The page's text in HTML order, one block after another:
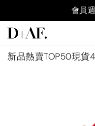
會員
新品熱賣TOP50現貨